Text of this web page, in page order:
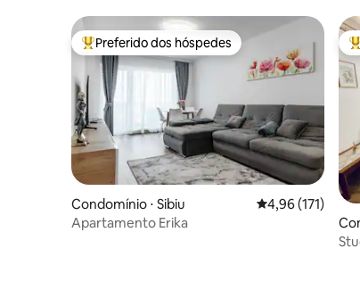
Entre os melhores preferidos dos hóspedes
Preferido dos hóspedes
Condomínio ⋅ Sibiu 4,96 de uma
4,96 (171)
Apartamento Erika